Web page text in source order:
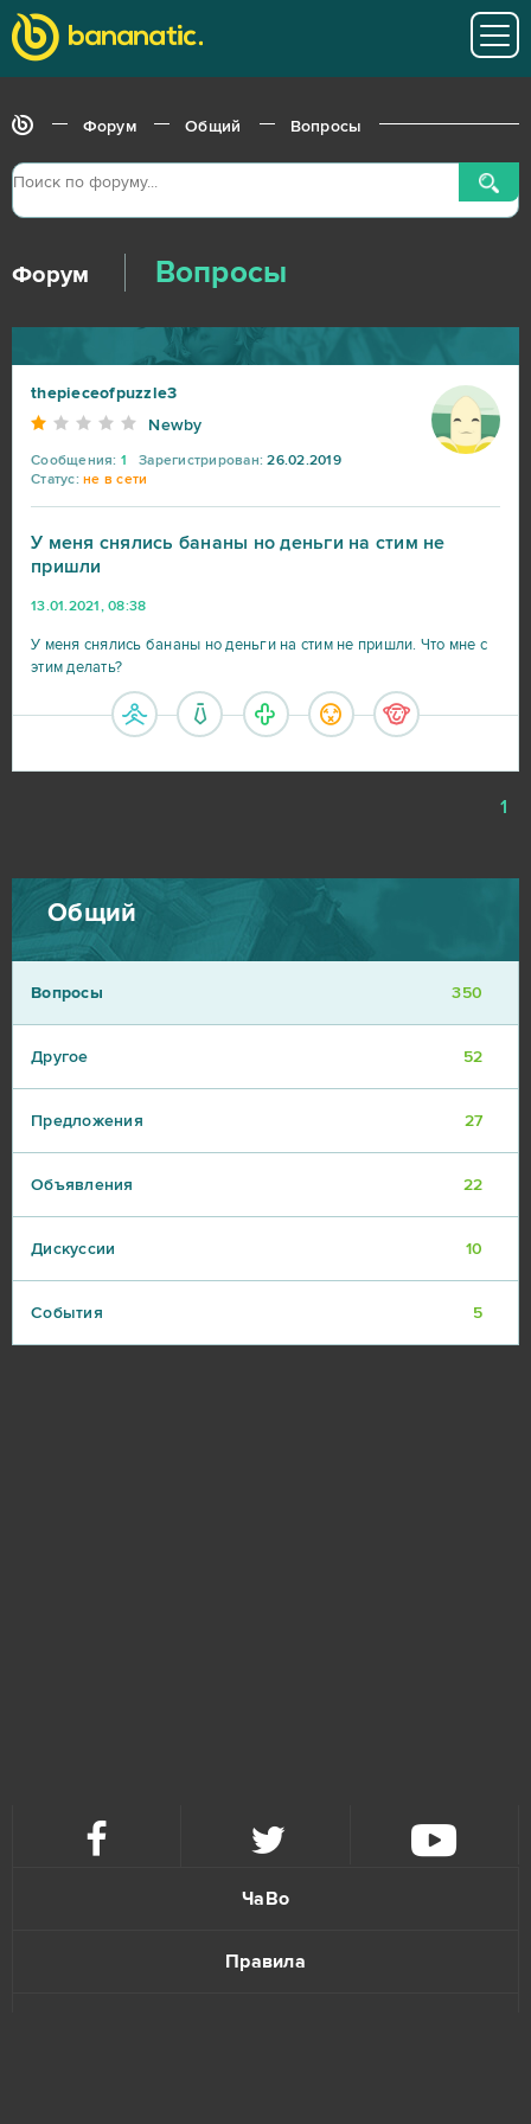
Форум Общий Вопросы
Форум Вопросы
thepieceofpuzzle3
Newby
Сообщения: 1 Зарегистрирован: 26.02.2019
Статус: не в сети
У меня снялись бананы но деньги на стим не
пришли
13.01.2021, 08:38
У меня снялись бананы но деньги на стим не пришли. Что мне с
этим делать?
1
Общий
Вопросы 350
Другое 52
Предложения 27
Объявления 22
Дискуссии 10
События 5
ЧаВо
Правила